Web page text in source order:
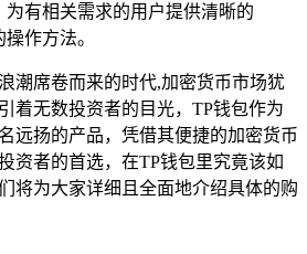
为有相关需求的用户提供清晰的
作方法。
潮席卷而来的时代,加密货币市场犹
着无数投资者的目光，TP钱包作为
远扬的产品，凭借其便捷的加密货币
资者的首选，在TP钱包里究竟该如
将为大家详细且全面地介绍具体的购